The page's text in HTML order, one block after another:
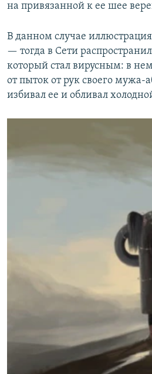
на привязанной к ее шее
В данном случае
— тогда в Сети
который стал вирусным: в
от пыток от рук своего мужа-
избивал ее и обливал